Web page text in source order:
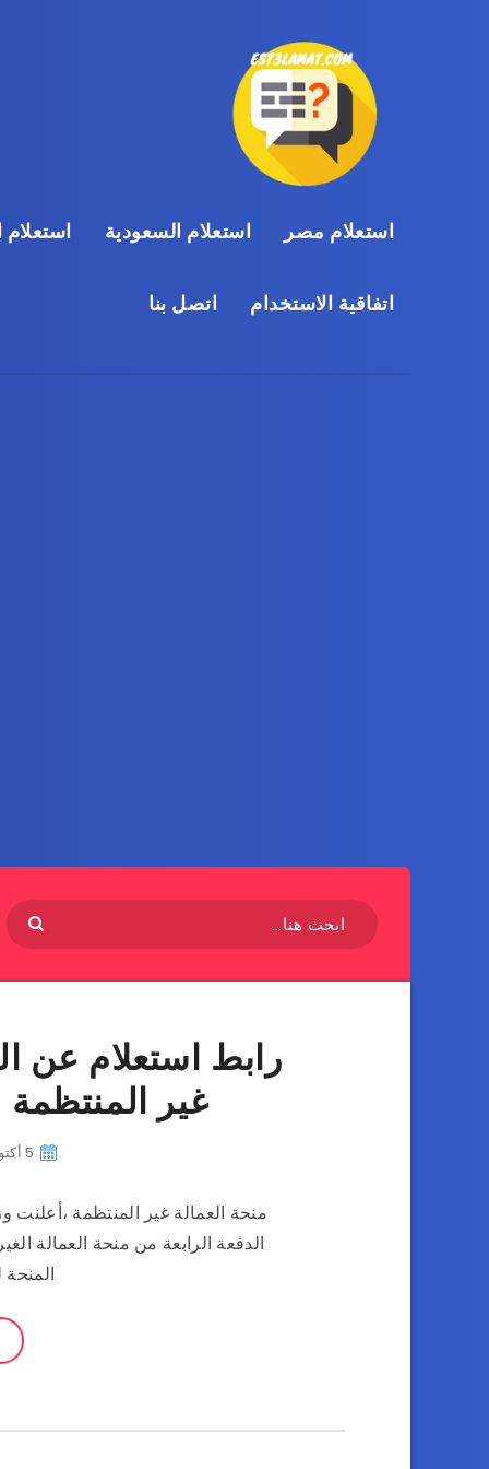
استعلام مصر استعلام السعودية استعلام
اتفاقية الاستخدام اتصل بنا
رابط استعلام عن
غير المنتظمة 2021 وموعد الصرف
5 أكتوبر، 2022
منحة العمالة غير المنتظمة ،أعلنت
المنحة لعدد 2